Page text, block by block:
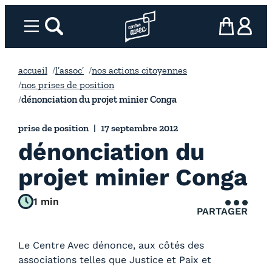
Menurechercher Page d’accueil l’association
mon panier
ma
accueil l’assoc’
nos actions citoyennes
nos prises de position
dénonciation du projet minier Conga
prise de position 17 septembre 2012
dénonciation du
projet minier Conga
1 min
PARTAGER
Le Centre Avec dénonce, aux côtés des
associations telles que Justice et Paix et